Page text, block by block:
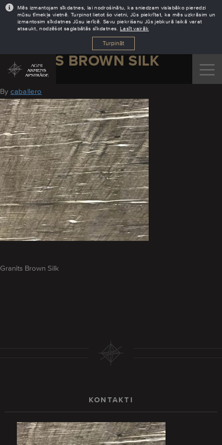
Mēs izmantojam sīkdatnes, lai nodrošinātu, ka sniedzam vislabāko pieredzi
mūsu tīmekļa vietnē. Turpinot lietot šo vietni, Jūs piekrītat, ka mēs uzkrāsim un
izmantosim sīkdatnes Jūsu ierīcē. Savu piekrišanu Jūs jebkurā laikā varat
atsaukt, nodzēšot saglabātās sīkdatnes. Lasīt vairāk
Turpināt
GRANITS BROWN SILK
May 8, 2020
Bycaballero
Granits Brown Silk
KONTAKTI